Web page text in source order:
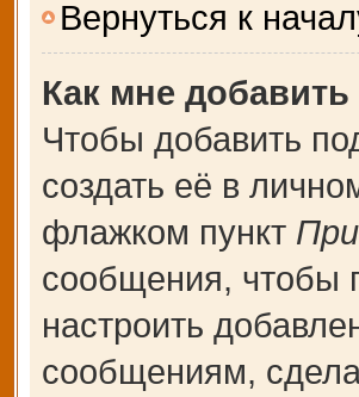
Вернуться к
Как мне
Чтобы добавить
создать её в
флажком пункт
сообщения, чтобы
настроить
сообщениям,